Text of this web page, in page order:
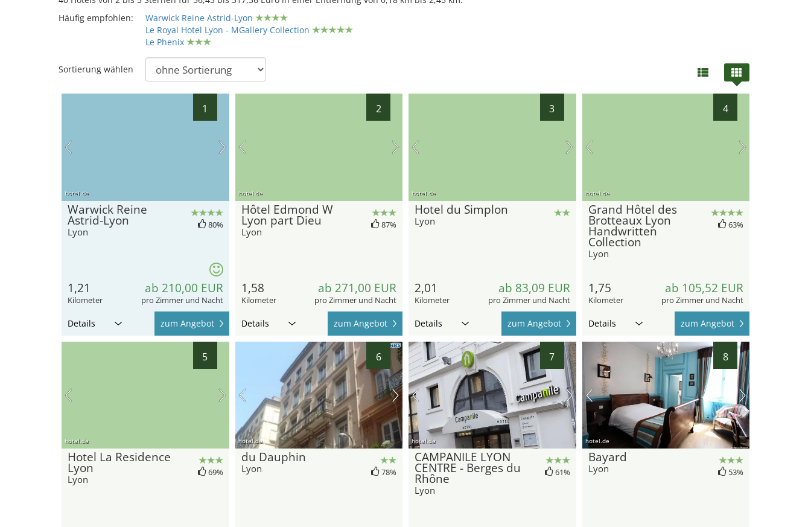
Häufig empfohlen:
Warwick Reine Astrid-Lyon
Le Royal Hotel Lyon - MGallery Collection
Le Phenix
Sortierung wählen
1
hotel.de
Warwick Reine
Astrid-Lyon
Lyon
80%
1,21
Kilometer
ab 210,00 EUR
pro Zimmer und Nacht
Details zum Angebot
2
hotel.de
Hôtel Edmond W
Lyon part Dieu
Lyon
87%
1,58
Kilometer
ab 271,00 EUR
pro Zimmer und Nacht
Details zum Angebot
3
hotel.de
Hotel du Simplon
Lyon
2,01
Kilometer
ab 83,09 EUR
pro Zimmer und Nacht
Details zum Angebot
4
hotel.de
Grand Hôtel des
Brotteaux Lyon
Handwritten
Collection
Lyon
63%
1,75
Kilometer
ab 105,52 EUR
pro Zimmer und Nacht
Details zum Angebot
5
hotel.de
Hotel La Residence
Lyon
Lyon
69%
6
hotel.de
du Dauphin
Lyon 78%
7
hotel.de
CAMPANILE LYON
CENTRE - Berges du
Rhône
Lyon
61%
8
hotel.de
Bayard
Lyon 53%